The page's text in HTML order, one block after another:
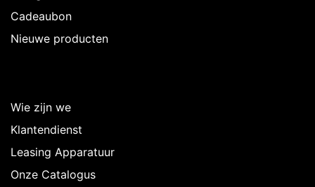
Cadeaubon
Nieuwe producten
Wie zijn we
Klantendienst
Leasing Apparatuur
Onze Catalogus